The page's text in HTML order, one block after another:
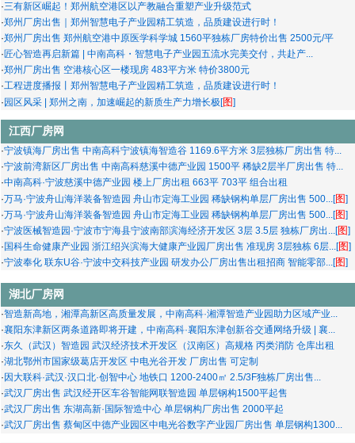
·三有新区崛起！郑州航空港区以产教融合重塑产业升级范式
·郑州厂房出售｜郑州智慧电子产业园精工筑造，品质建设进行时！
·郑州厂房出售 郑州航空港中原医学科学城 1560平独栋厂房特价出售 2500元/平
· 匠心智造再启新篇 | 中南高科・智慧电子产业园五流水完美交付，共赴产...
·郑州厂房出售 空港核心区一楼现房 483平方米 特价3800元
·工程进度播报丨郑州智慧电子产业园精工筑造，品质建设进行时！
· 园区风采 | 郑州之南，加速崛起的新质生产力增长极[图]
江西厂房网
·宁波镇海厂房出售 中南高科宁波镇海智造谷 1169.6平方米 3层独栋厂房出售 特...
·宁波前湾新区厂房出售 中南高科慈溪中德产业园 1500平 稀缺2层半厂房出售 特...
·中南高科·宁波慈溪中德产业园 楼上厂房出租 663平 703平 组合出租
·万马·宁波舟山海洋装备智造园 舟山市定海工业园 稀缺钢构单层厂房出售 500...[图]
·万马·宁波舟山海洋装备智造园 舟山市定海工业园 稀缺钢构单层厂房出售 500...[图]
·宁波医械智造园·宁波市宁海县宁波南部滨海经济开发区 3层 3.5层 独栋厂房出...[图]
· 国科生命健康产业园 浙江绍兴滨海大健康产业园厂房出售 准现房 3层独栋 6层...[图]
·宁波奉化 联东U谷·宁波中交科技产业园 研发办公厂房出售出租招商 智能零部...[图]
湖北厂房网
·智造新高地，湘潭高新区高质量发展，中南高科·湘潭智造产业园助力区域产业...
·襄阳东津新区两条道路即将开建，中南高科·襄阳东津创新谷交通网络升级 | 襄...
·东久（武汉）智造园 武汉经济技术开发区（汉南区）高规格 丙类消防 仓库出租
·湖北鄂州市国家级葛店开发区 中电光谷开发 厂房出售 可定制
· 因大联科·武汉·汉口北·创智中心 地铁口 1200-2400㎡ 2.5/3F独栋厂房出售...
·武汉厂房出售 武汉经开区车谷智能网联智造园 单层钢构1500平起售
·武汉厂房出售 东湖高新·国际智造中心 单层钢构厂房出售 2000平起
·武汉厂房出售 蔡甸区中德产业园区中电光谷数字产业园厂房出售 单层钢构1300...